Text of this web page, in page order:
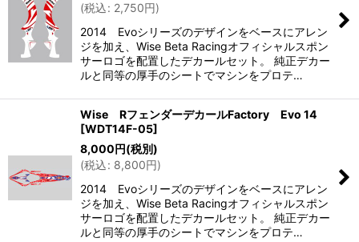
(税込: 2,750円)
2014 Evoシリーズのデザインをベースにアレン
ジを加え、Wise Beta Racingオフィシャルスポン
サーロゴを配置したデカールセット。 純正デカー
ルと同等の厚手のシートでマシンをプロテ…
Wise RフェンダーデカールFactory Evo 14
[WDT14F-05]
8,000円(税別)
(税込: 8,800円)
2014 Evoシリーズのデザインをベースにアレン
ジを加え、Wise Beta Racingオフィシャルスポン
サーロゴを配置したデカールセット。 純正デカー
ルと同等の厚手のシートでマシンをプロテ…